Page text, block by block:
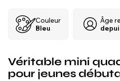
Couleur
Bleu
Âge
Véritable mini
pour jeunes